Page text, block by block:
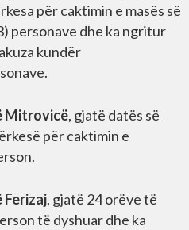
për caktimin e masës së
personave dhe ka ngritur
kundër
Mitrovicë, gjatë datës së
për caktimin e
Ferizaj, gjatë 24 orëve të
të dyshuar dhe ka